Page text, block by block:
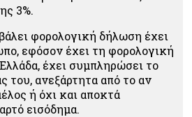
3%.
φορολογική δήλωση έχει
εφόσον έχει τη φορολογική
έχει συμπληρώσει το
του, ανεξάρτητα από το αν
ή όχι και αποκτά
εισόδημα.